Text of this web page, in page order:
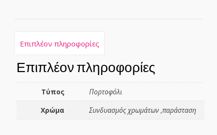
Επιπλέον πληροφορίες
Επιπλέον πληροφορίες
Τύπος
Πορτοφόλι
Χρώμα
Συνδυασμός χρωμάτων ,παράσταση